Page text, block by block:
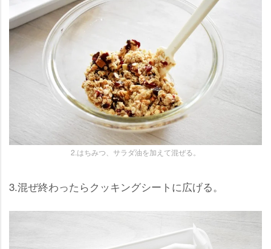
2.はちみつ、サラダ油を加えて混ぜる。
3.混ぜ終わったらクッキングシートに広げる。